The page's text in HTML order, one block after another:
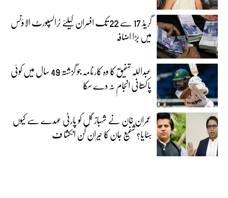
گریڈ 17 سے 22 تک افسران کیلئے ٹرانسپورٹ الاؤنس
میں بڑا اضافہ
عبداللہ شفیق کا وہ کارنامہ جو گزشتہ 49 سال میں کوئی
پاکستانی انجام نہ دے سکا
عمران خان نے شہباز گل کو پارٹی عہدے سے کیوں
ہٹایا؟ شفیع جان کا حیران کن انکشا ف